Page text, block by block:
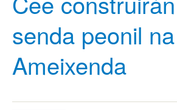
senda peonil na
Ameixenda